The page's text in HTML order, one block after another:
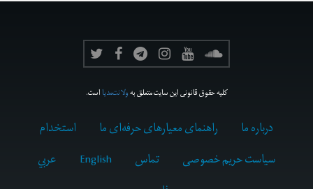
کلیه حقوق قانونی این سایت متعلق بهولانت‌مدیااست.
درباره ما راهنمای معیارهای حرفه‌ای ما
استخدام
سیاست حریم خصوصی
تماس English
عربي